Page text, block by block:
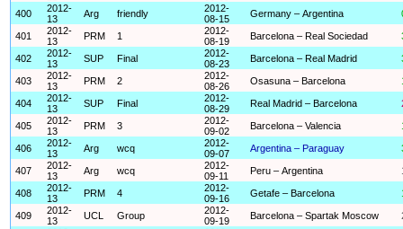
400
2012-
13
Arg friendly
2012-
08-15
Germany – Argentina
401
2012-
13
PRM 1
2012-
08-19
Barcelona – Real Sociedad
402
2012-
13
SUP Final
2012-
08-23
Barcelona – Real Madrid
403
2012-
13
PRM 2
2012-
08-26
Osasuna – Barcelona
404
2012-
13
SUP Final
2012-
08-29
Real Madrid – Barcelona
405
2012-
13
PRM 3
2012-
09-02
Barcelona – Valencia
406
2012-
13
Arg wcq
2012-
09-07
Argentina – Paraguay
407
2012-
13
Arg wcq
2012-
09-11
Peru – Argentina
408
2012-
13
PRM 4
2012-
09-16
Getafe – Barcelona
409
2012-
13
UCL Group
2012-
09-19
Barcelona – Spartak Moscow